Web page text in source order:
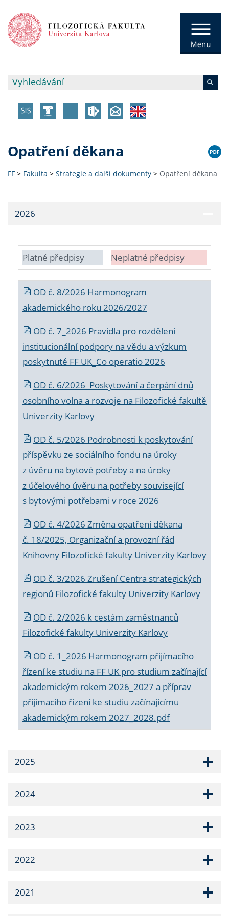
Opatření děkana
FF > Fakulta > Strategie a další dokumenty > Opatření děkana
2026
Platné předpisy Neplatné předpisy
OD č. 8/2026 Harmonogram
akademického roku 2026/2027
OD č. 7_2026 Pravidla pro rozdělení
institucionální podpory na vědu a výzkum
poskytnuté FF UK_Co operatio 2026
OD č. 6/2026 Poskytování a čerpání dnů
osobního volna a rozvoje na Filozofické fakultě
Univerzity Karlovy
OD č. 5/2026 Podrobnosti k poskytování
příspěvku ze sociálního fondu na úroky
z úvěru na bytové potřeby a na úroky
z účelového úvěru na potřeby související
s bytovými potřebami v roce 2026
OD č. 4/2026 Změna opatření děkana
č. 18/2025, Organizační a provozní řád
Knihovny Filozofické fakulty Univerzity Karlovy
OD č. 3/2026 Zrušení Centra strategických
regionů Filozofické fakulty Univerzity Karlovy
OD č. 2/2026 k cestám zaměstnanců
Filozofické fakulty Univerzity Karlovy
OD č. 1_2026 Harmonogram přijímacího
řízení ke studiu na FF UK pro studium začínající
akademickým rokem 2026_2027 a příprav
přijímacího řízení ke studiu začínajícímu
akademickým rokem 2027_2028.pdf
2025
2024
2023
2022
2021